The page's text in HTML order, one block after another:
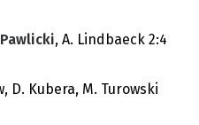
, A. Lindbaeck 2:4
D. Kubera, M. Turowski